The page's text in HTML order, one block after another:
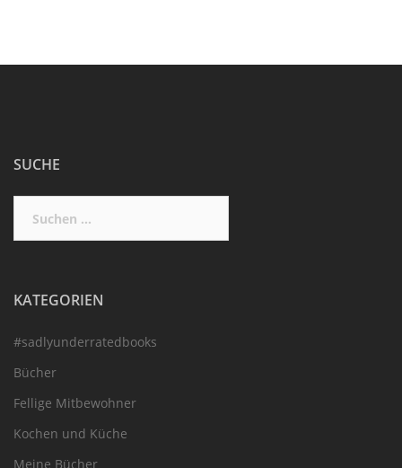
SUCHE
nach:
KATEGORIEN
#sadlyunderratedbooks
Bücher
Fellige Mitbewohner
Kochen und Küche
Meine Bücher